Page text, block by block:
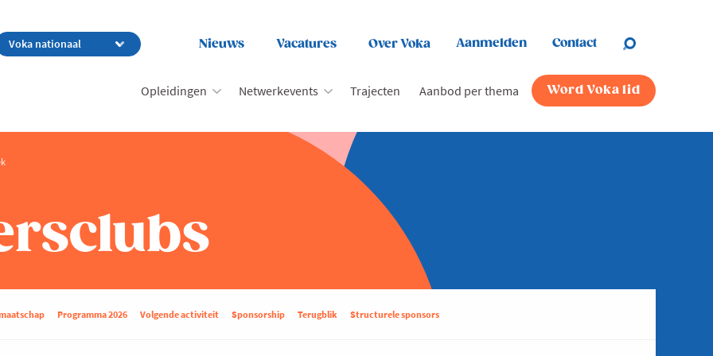
Nieuws Vacatures Over Voka Aanmelden Contact
Opleidingen Netwerkevents Trajecten Aanbod per thema Word Voka lid
Programma 2026 Volgende activiteit Sponsorship Terugblik Structurele sponsors